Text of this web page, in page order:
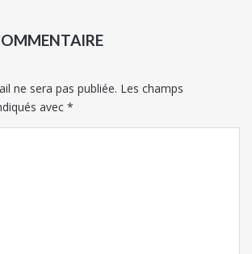
ne sera pas publiée. Les champs
avec *